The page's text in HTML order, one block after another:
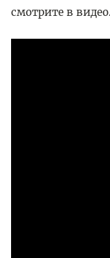
смотрите в видео.